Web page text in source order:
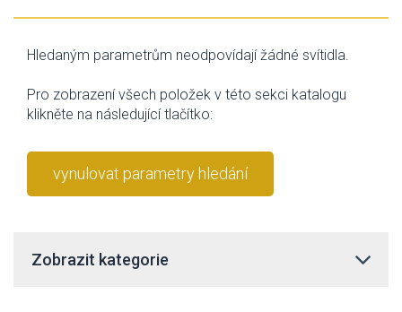
Hledaným parametrům neodpovídají žádné svítidla.
Pro zobrazení všech položek v této sekci katalogu
klikněte na následující tlačítko:
vynulovat parametry hledání
Zobrazit kategorie